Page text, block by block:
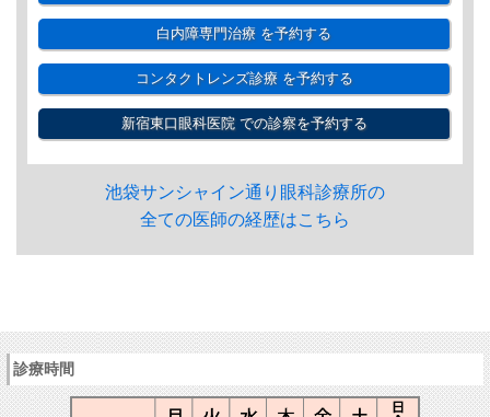
白内障専門治療 を予約する
コンタクトレンズ診療を予約する
新宿東口眼科医院での診察を予約する
池袋サンシャイン通り眼科診療所の
全ての医師の経歴はこちら
診療時間